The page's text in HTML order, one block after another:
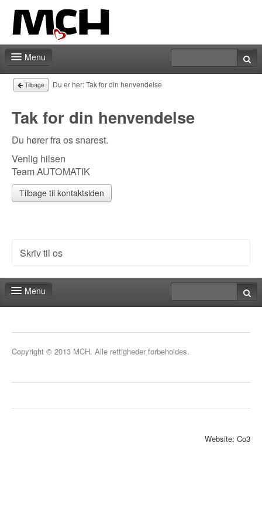
Menu
Messeshop
Deadlines
Min markedsføring
Aktiviteter
Kontakt
Tilbage Du er her:Tak for din henvendelse
Tak for din henvendelse
Du hører fra os snarest.
Venlig hilsen
Team AUTOMATIK
Tilbage til kontaktsiden
Skriv til os
Menu
Copyright © 2013 MCH. Alle rettigheder forbeholdes.
Website: Co3